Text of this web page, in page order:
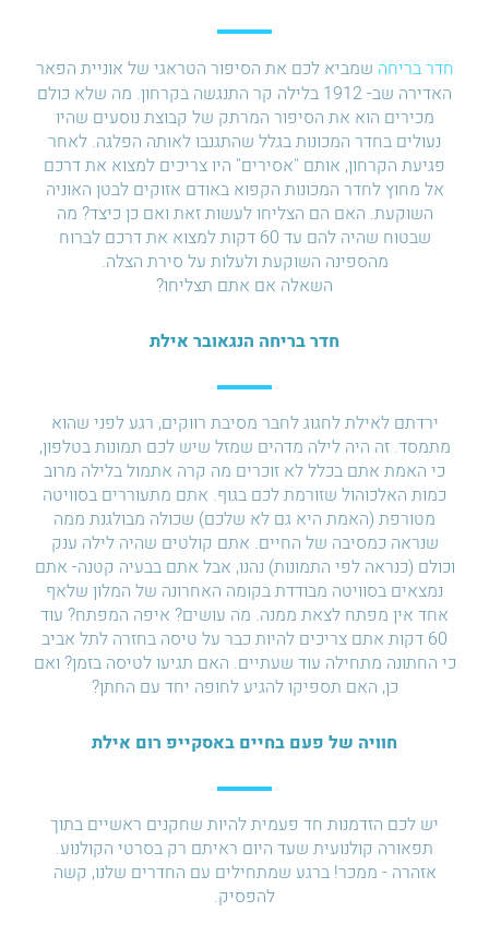
חדר בריחה שמביא לכם את הסיפור הטראגי של אוניית הפאר
האדירה שב- 1912 בלילה קר התנגשה בקרחון. מה שלא כולם
מכירים הוא את הסיפור המרתק של קבוצת נוסעים שהיו
נעולים בחדר המכונות בגלל שהתגנבו לאותה הפלגה. לאחר
פגיעת הקרחון, אותם "אסירים" היו צריכים למצוא את דרכם
אל מחוץ לחדר המכונות הקפוא באודם אזוקים לבטן האוניה
השוקעת. האם הם הצליחו לעשות זאת ואם כן כיצד? מה
שבטוח שהיה להם עד 60 דקות למצוא את דרכם לברוח
מהספינה השוקעת ולעלות על סירת הצלה.
השאלה אם אתם תצליחו?
חדר בריחה הנגאובר אילת
ירדתם לאילת לחגוג לחבר מסיבת רווקים, רגע לפני שהוא
מתמסד. זה היה לילה מדהים שמזל שיש לכם תמונות בטלפון,
כי האמת אתם בכלל לא זוכרים מה קרה אתמול בלילה מרוב
כמות האלכוהול שזורמת לכם בגוף. אתם מתעוררים בסוויטה
מטורפת (האמת היא גם לא שלכם) שכולה מבולגנת ממה
שנראה כמסיבה של החיים. אתם קולטים שהיה לילה ענק
וכולם (כנראה לפי התמונות) נהנו, אבל אתם בבעיה קטנה- אתם
נמצאים בסוויטה מבודדת בקומה האחרונה של המלון שלאף
אחד אין מפתח לצאת ממנה. מה עושים? איפה המפתח? עוד
60 דקות אתם צריכים להיות כבר על טיסה בחזרה לתל אביב
כי החתונה מתחילה עוד שעתיים. האם תגיעו לטיסה בזמן? ואם
כן, האם תספיקו להגיע לחופה יחד עם החתן?
חוויה של פעם בחיים באסקייפ רום אילת
יש לכם הזדמנות חד פעמית להיות שחקנים ראשיים בתוך
תפאורה קולנועית שעד היום ראיתם רק בסרטי הקולנוע.
אזהרה - ממכר! ברגע שמתחילים עם החדרים שלנו, קשה
להפסיק.